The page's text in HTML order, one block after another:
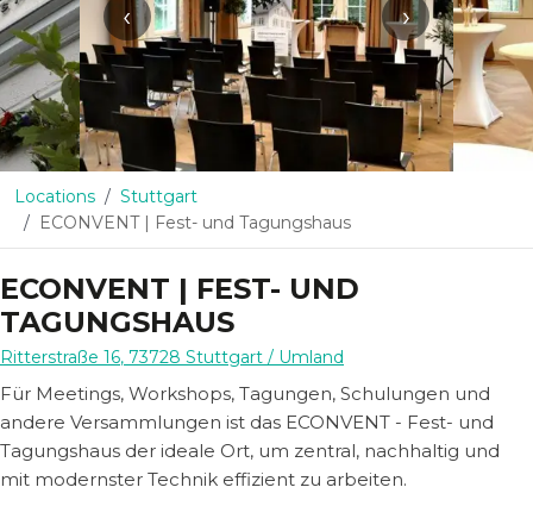
‹ ›
Locations
Stuttgart
ECONVENT | Fest- und Tagungshaus
ECONVENT | FEST- UND
TAGUNGSHAUS
Ritterstraße 16, 73728 Stuttgart / Umland
Für Meetings, Workshops, Tagungen, Schulungen und
andere Versammlungen ist das ECONVENT - Fest- und
Tagungshaus der ideale Ort, um zentral, nachhaltig und
mit modernster Technik effizient zu arbeiten.